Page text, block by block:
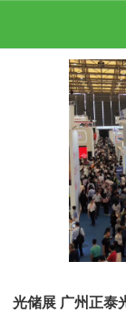
光储展 广州正泰